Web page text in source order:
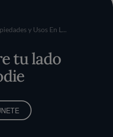
y Usos En L...
tu lado